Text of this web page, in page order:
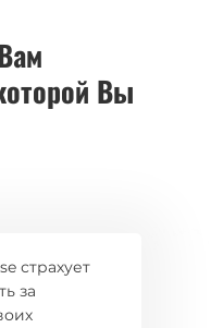
Вы
страхует
за